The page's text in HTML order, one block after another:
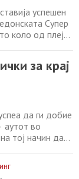
успешен
Супер
коло од плеј-
во плеј-аут
покажаа
дел од
за крај
да ги добие
аутот во
тој начин да
на овој
со 24:28 и тоа